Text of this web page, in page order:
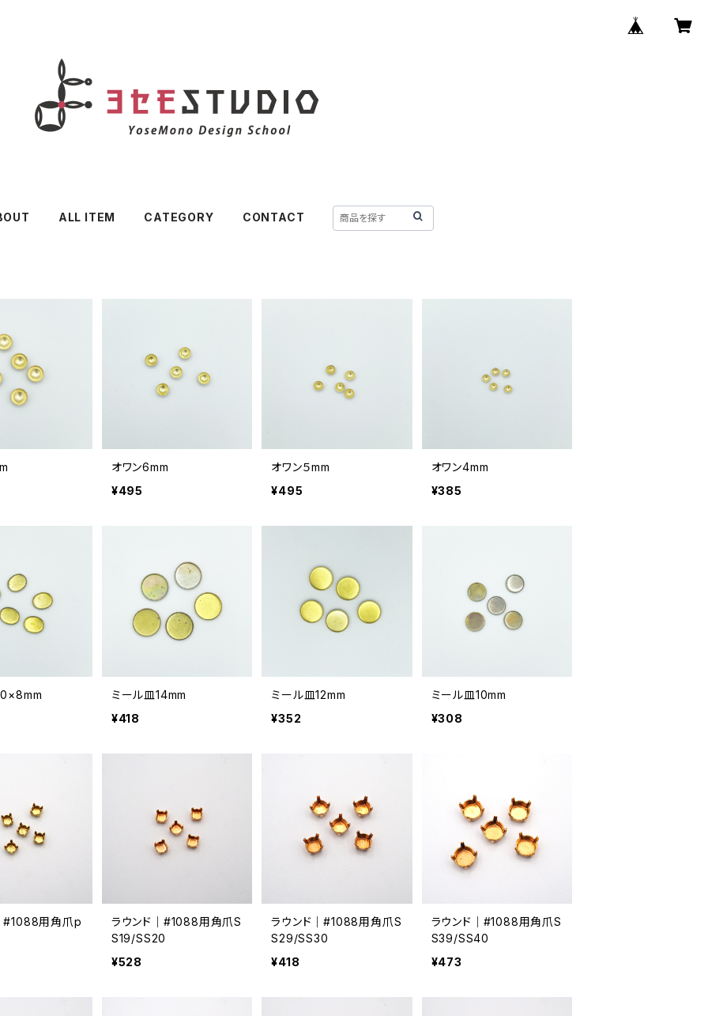
ALL ITEM CATEGORY CONTACT
オワン6mm
¥495
オワン５mm
¥495
オワン4mm
¥385
ミール皿14mm
¥418
ミール皿12mm
¥352
ミール皿10mm
¥308
#1088用角爪p
ラウンド｜#1088用角爪S
S19/SS20
¥528
ラウンド｜#1088用角爪S
S29/SS30
¥418
ラウンド｜#1088用角爪S
S39/SS40
¥473